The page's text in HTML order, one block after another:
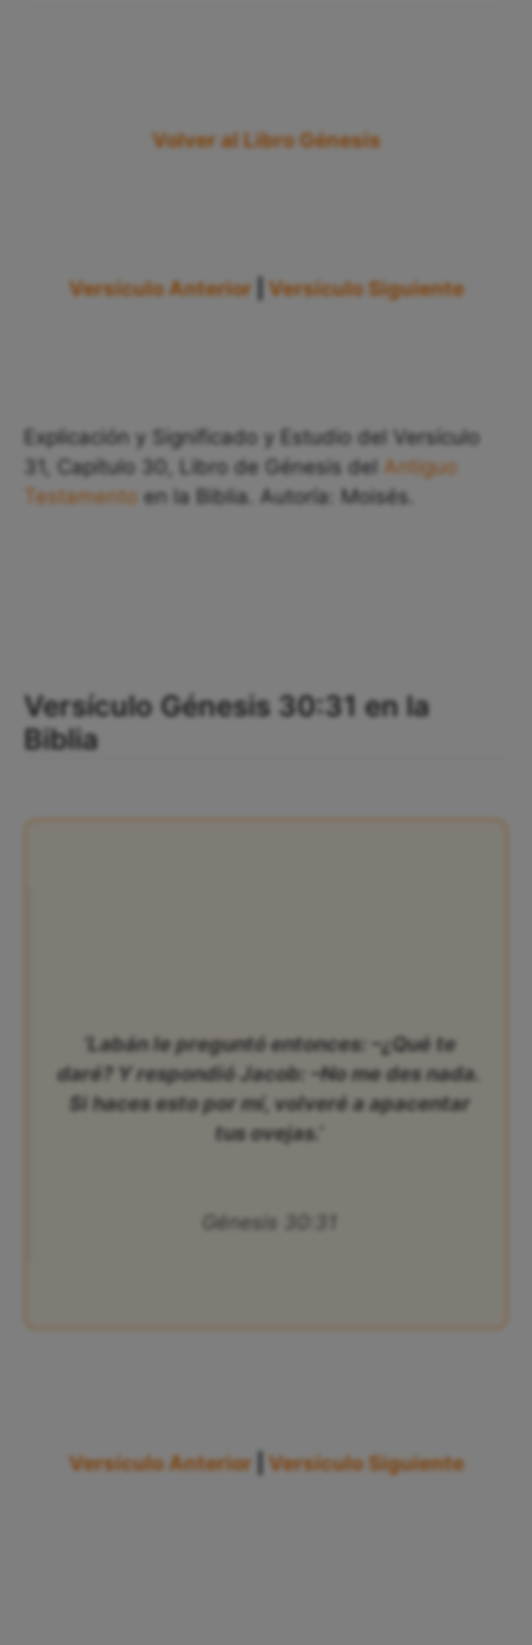
Volver al Libro Génesis
Versículo Anterior Versículo Siguiente
Explicación y Significado y Estudio del Versículo
31, Capítulo 30, Libro de Génesis del Antiguo
Testamento en la Biblia. Autoría: Moisés.
Versículo Génesis 30:31 en la
Biblia
‘Labán le preguntó entonces: –¿Qué te
daré? Y respondió Jacob: –No me des nada.
Si haces esto por mí, volveré a apacentar
tus ovejas.’
Génesis 30:31
Versículo Anterior Versículo Siguiente